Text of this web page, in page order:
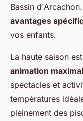
Bassin
avantages
vos enfants.
La haute saison
animation
spectacles et
températures
pleinement des